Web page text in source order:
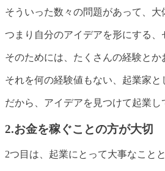
そういった数々の問題があって、大
つまり自分のアイデアを形にする、
そのためには、たくさんの経験とか
それを何の経験値もない、起業家
だから、アイデアを見つけて起業し
2.お金を稼ぐことの方が大切
2つ目は、起業にとって大事なこと